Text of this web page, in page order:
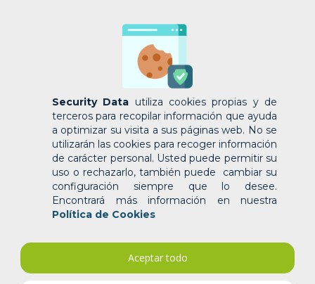
Security Data utiliza cookies propias y de
terceros para recopilar información que ayuda
a optimizar su visita a sus páginas web. No se
utilizarán las cookies para recoger información
de carácter personal. Usted puede permitir su
uso o rechazarlo, también puede cambiar su
configuración siempre que lo desee.
Encontrará más información en nuestra
Política de Cookies
Aceptar todo
LO QUE DEBES CONOCER SOBRE FACTURACIÓN
ELECTRÓNICA
Security|Oct 20, 2023|FACTURA ELECTRÓNICA
plantilla_muestra,SERVICIOS,TODOS
Lo Que Debes Saber Sobre la Facturación Electrónica
Regresar En primer lugar, debes saber que se trata de
sólo facturas, sino también, retenciones, guías de...